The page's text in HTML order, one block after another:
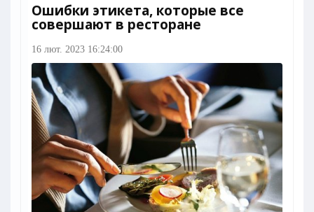
Ошибки этикета, которые все
совершают в ресторане
16 лют. 2023 16:24:00